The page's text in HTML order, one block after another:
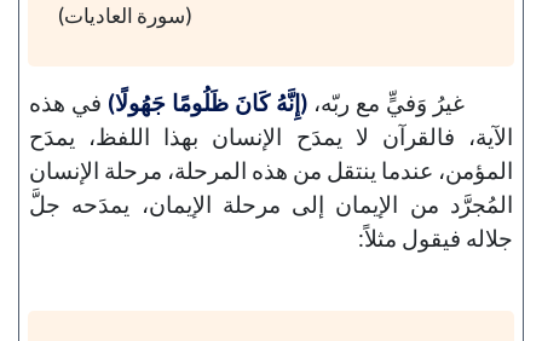
(سورة العاديات)
غيرُ وَفيٍّ مع ربّه، (إِنَّهُ كَانَ ظَلُومًا جَهُولًا) في هذه
الآية، فالقرآن لا يمدَح الإنسان بهذا اللفظ، يمدَح
المؤمن، عندما ينتقل من هذه المرحلة، مرحلة الإنسان
المُجرَّد من الإيمان إلى مرحلة الإيمان، يمدَحه جلَّ
جلاله فيقول مثلاً: